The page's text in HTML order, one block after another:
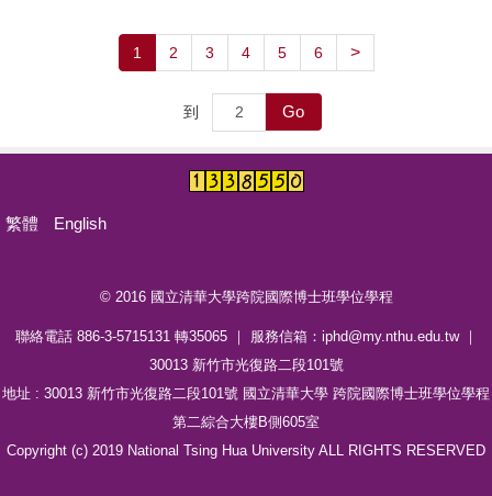
1 2 3 4 5 6 >
到 Go
繁體 English
© 2016 國立清華大學跨院國際博士班學位學程
聯絡電話 886-3-5715131 轉35065 ｜ 服務信箱：iphd@my.nthu.edu.tw ｜
30013 新竹市光復路二段101號
地址 : 30013 新竹市光復路二段101號 國立清華大學 跨院國際博士班學位學程
第二綜合大樓B側605室
Copyright (c) 2019 National Tsing Hua University ALL RIGHTS RESERVED